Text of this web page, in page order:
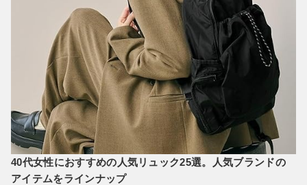
40代女性におすすめの人気リュック25選。人気ブランドの
アイテムをラインナップ